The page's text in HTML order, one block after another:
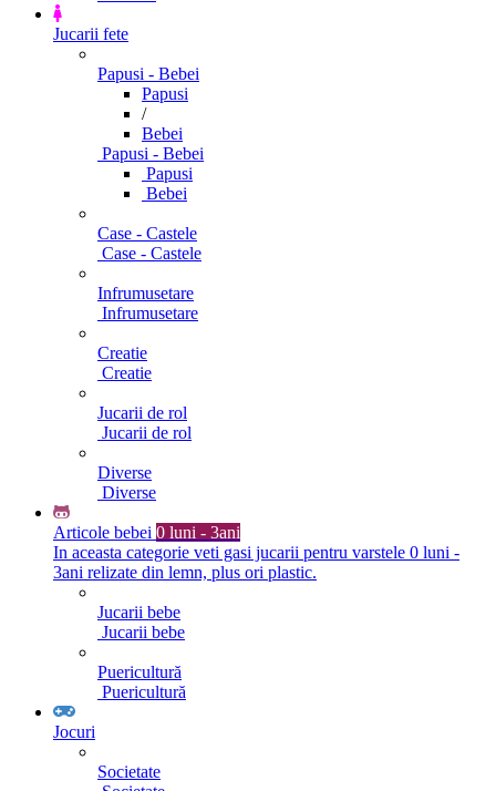
Jucarii fete
Papusi - Bebei
Papusi
/
Bebei
Papusi - Bebei
Papusi
Bebei
Case - Castele
Case - Castele
Infrumusetare
Infrumusetare
Creatie
Creatie
Jucarii de rol
Jucarii de rol
Diverse
Diverse
Articole bebei 0 luni - 3ani
In aceasta categorie veti gasi jucarii pentru varstele 0 luni -
3ani relizate din lemn, plus ori plastic.
Jucarii bebe
Jucarii bebe
Puericultură
Puericultură
Jocuri
Societate